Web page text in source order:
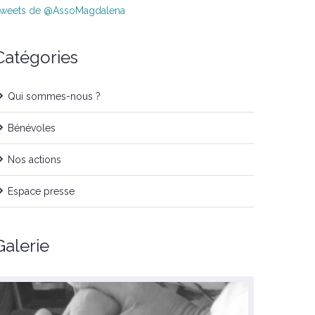
de @AssoMagdalena
Qui sommes-nous ?
Bénévoles
Nos actions
Espace presse